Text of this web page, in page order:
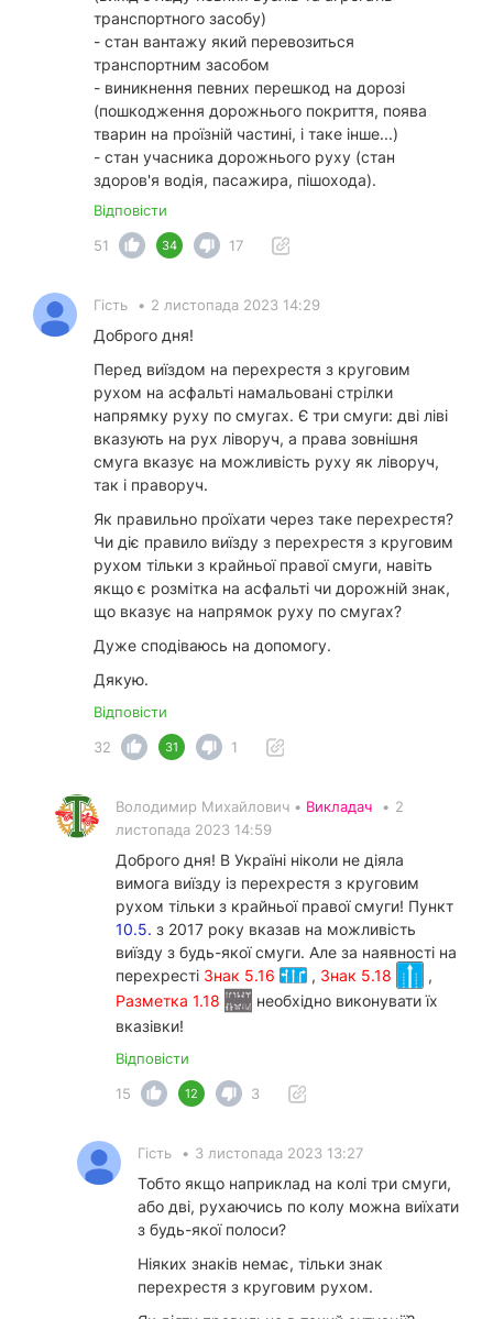
транспортного засобу)
- стан вантажу який перевозиться
транспортним засобом
- виникнення певних перешкод на дорозі
(пошкодження дорожнього покриття, поява
тварин на проїзній частині, і таке інше...)
- стан учасника дорожнього руху (стан
здоров'я водія, пасажира, пішохода).
Відповісти
51
34 17
Гість • 2 листопада 2023 14:29
Доброго дня!
Перед виїздом на перехрестя з круговим
рухом на асфальті намальовані стрілки
напрямку руху по смугах. Є три смуги: дві ліві
вказують на рух ліворуч, а права зовнішня
смуга вказує на можливість руху як ліворуч,
так і праворуч.
Як правильно проїхати через таке перехрестя?
Чи діє правило виїзду з перехрестя з круговим
рухом тільки з крайньої правої смуги, навіть
якщо є розмітка на асфальті чи дорожній знак,
що вказує на напрямок руху по смугах?
Дуже сподіваюсь на допомогу.
Дякую.
Відповісти
32
31 1
Володимир Михайлович • Викладач • 2
листопада 2023 14:59
Доброго дня! В Україні ніколи не діяла
вимога виїзду із перехрестя з круговим
рухом тільки з крайньої правої смуги! Пункт
10.5. з 2017 року вказав на можливість
виїзду з будь-якої смуги. Але за наявності на
перехресті Знак 5.16 , Знак 5.18
,
Разметка 1.18
необхідно виконувати їх
вказівки!
Відповісти
15
12 3
Гість • 3 листопада 2023 13:27
Тобто якщо наприклад на колі три смуги,
або дві, рухаючись по колу можна виїхати
з будь-якої полоси?
Ніяких знаків немає, тільки знак
перехрестя з круговим рухом.